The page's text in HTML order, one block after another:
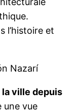
l’histoire et
Nazarí
ville depuis
une vue